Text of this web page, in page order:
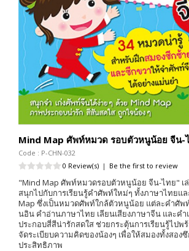
Mind Map ศัพท์หมวด รอบตัวหนูน้อย จีน-
Code : P-CHN-032
0 Review(s) | Be the first to review
"Mind Map ศัพท์หมวดรอบตัวหนูน้อย จีน-ไทย" เ
สนุกไปกับการเรียนรู้คำศัพท์ใหม่ๆ ทั้งภาษาไทยแ
Map ซึ่งเป็นหมวดศัพท์ใกล้ตัวหนูน้อย แต่ละคำศั
นอิน คำอ่านภาษาไทย เลียนเสียงภาษาจีน และค
ประกอบสี่สีน่ารักสดใส ช่วยกระตุ้นการเรียนรู้ไป
จัดระเบียบความคิดของน้องๆ เพื่อให้สมองทั้งสอง
ประสิทธิภาพ